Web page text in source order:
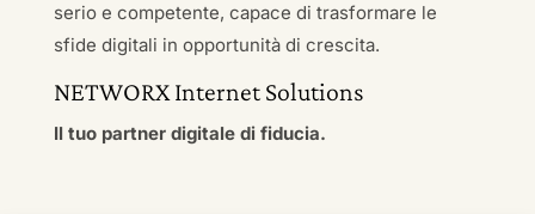
serio e competente, capace di trasformare le
sfide digitali in opportunità di crescita.
NETWORX Internet Solutions
Il tuo partner digitale di fiducia.